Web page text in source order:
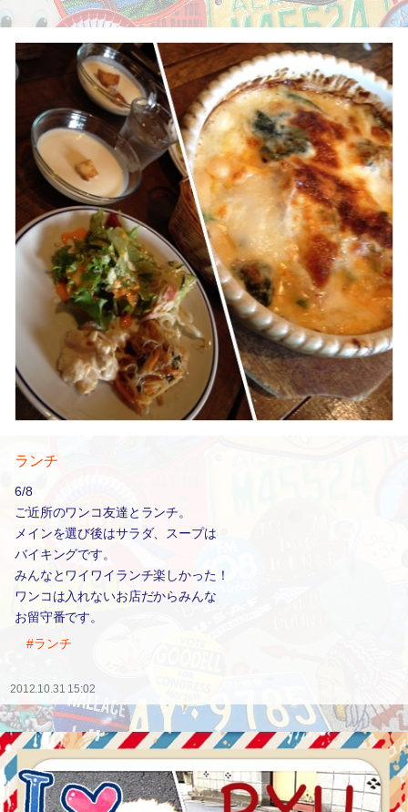
ランチ
6/8
ご近所のワンコ友達とランチ。
メインを選び後はサラダ、スープは
バイキングです。
みんなとワイワイランチ楽しかった！
ワンコは入れないお店だからみんな
お留守番です。
#ランチ
2012.10.31 15:02